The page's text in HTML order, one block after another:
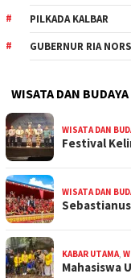
PILKADA KALBAR
GUBERNUR RIA
WISATA DAN BUDAYA
WISATA DAN
Festival
WISATA DAN
KABAR UTAMA,
Mahasiswa